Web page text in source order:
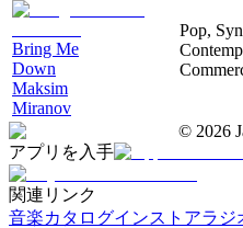
Bring Me
Down
Maksim
Miranov
Pop,
© 2026
アプリを入手
関連リンク
音楽カタログインストアラジ